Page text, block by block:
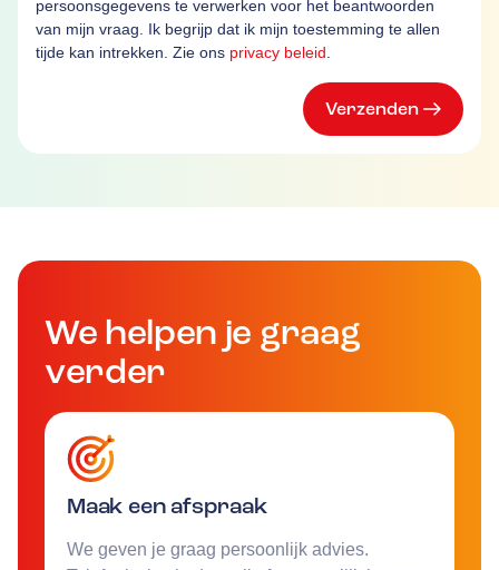
persoonsgegevens te verwerken voor het beantwoorden
van mijn vraag. Ik begrijp dat ik mijn toestemming te allen
tijde kan intrekken. Zie ons privacy beleid
Verzenden
We helpen je graag
verder
Maak een afspraak
We geven je graag persoonlijk advies.